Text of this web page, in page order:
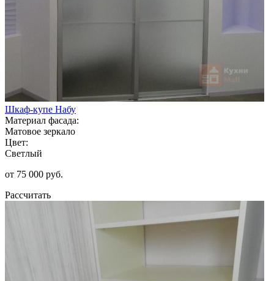
Шкаф-купе Набу
Материал фасада:
Матовое зеркало
Цвет:
Светлый
от 75 000 руб.
Рассчитать